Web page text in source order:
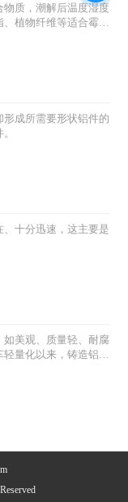
质，潮解后温度湿度
植物纤维等适合霉菌
成所需要形状铝件的
十分迅速，这主要是
如美观、质量轻、耐腐
量化以来，铸造铝合